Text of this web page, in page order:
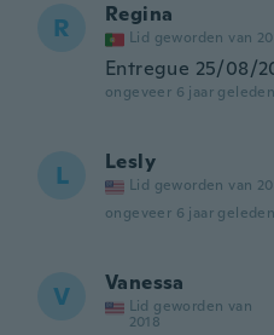
R Regina
Lid geworden van
Entregue 25/08/
ongeveer 6 jaar geleden
L Lesly
Lid geworden van
ongeveer 6 jaar geleden
V Vanessa
Lid geworden van
2018